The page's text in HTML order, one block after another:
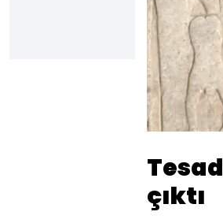
Sesi
Aç
çıktı